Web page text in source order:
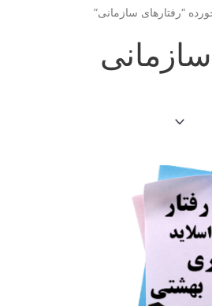
“رفتارهای سازمانی”
قیمت
فعلی
11.610تومان
است.